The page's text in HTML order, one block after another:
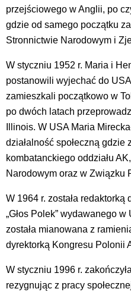
przejściowego w Anglii, po
gdzie od samego początku
Stronnictwie Narodowym i
W styczniu 1952 r. Maria i
postanowili wyjechać do
zamieszkali początkowo w
po dwóch latach
Illinois. W USA Maria
działalność społeczną gdzie
kombatanckiego oddziału
Narodowym oraz w Związku
W 1964 r. została
„Głos Polek” wydawanego
została mianowana z
dyrektorką Kongresu Polonii
W styczniu 1996 r.
rezygnując z pracy